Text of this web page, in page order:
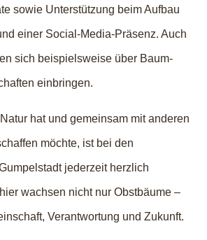
sowie Unterstützung beim Aufbau
einer Social-Media-Präsenz. Auch
sich beispielsweise über Baum-
einbringen.
hat und gemeinsam mit anderen
möchte, ist bei den
jederzeit herzlich
wachsen nicht nur Obstbäume –
Verantwortung und Zukunft.